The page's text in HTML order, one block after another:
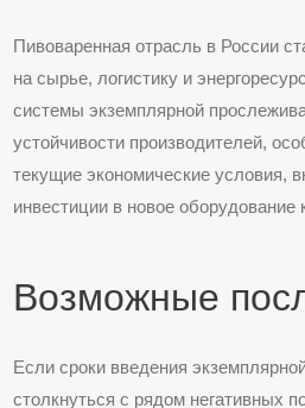
Пивоваренная отрасль в России
на сырье, логистику и
системы экземплярной
устойчивости производителей,
текущие экономические условия,
инвестиции в новое оборудование
Возможные
Если сроки введения
столкнуться с рядом негативных